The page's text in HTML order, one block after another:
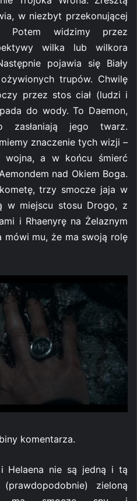
w niezbyt przekonującej
Potem widzimy przez
wilka lub wilkora
pojawia się Biały
trupów. Chwilę
przez stos ciał (ludzi i
do wody. To Daemon,
zasłaniają jego twarz.
znaczenie tych wizji –
wojna, a w końcu śmierć
nad Okiem Boga.
trzy smocze jaja w
w miejscu stosu Drogo, z
i Rhaenyrę na Żelaznym
mówi mu, że ma swoją rolę
komentarza.
Helaena nie są jedną i tą
zieloną